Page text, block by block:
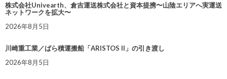
株式会社Univearth、倉吉運送株式会社と資本提携〜山陰エリアへ実運送
ネットワークを拡大〜
2026年8月5日
川崎重工業／ばら積運搬船「ARISTOS II」の引き渡し
2026年8月5日